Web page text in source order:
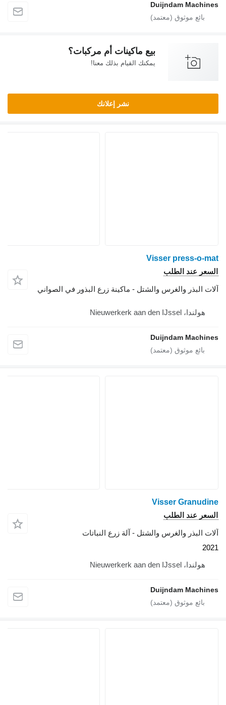
Duijndam Machines
بيع ماكينات أم مركبات؟
يمكنك القيام بذلك معنا!
نشر إعلانك
Visser press-o-mat
السعر عند الطلب
آلات البذر والغرس والشتل - ماكينة زرع البذور في الصواني
هولندا، Nieuwerkerk aan den IJssel
Duijndam Machines
Visser Granudine
السعر عند الطلب
آلات البذر والغرس والشتل - آلة زرع النباتات
2021
هولندا، Nieuwerkerk aan den IJssel
Duijndam Machines